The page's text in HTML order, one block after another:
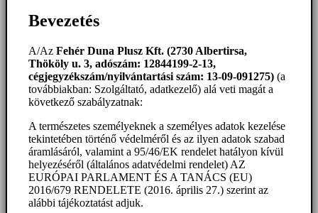
Bevezetés
A/Az Fehér Duna Plusz Kft. (2730 Albertirsa,
Thököly u. 3, adószám: 12844199-2-13,
cégjegyzékszám/nyilvántartási szám: 13-09-091275) (a
továbbiakban: Szolgáltató, adatkezelő) alá veti magát a
következő szabályzatnak:
A természetes személyeknek a személyes adatok kezelése
tekintetében történő védelméről és az ilyen adatok szabad
áramlásáról, valamint a 95/46/EK rendelet hatályon kívül
helyezéséről (általános adatvédelmi rendelet) AZ
EURÓPAI PARLAMENT ÉS A TANÁCS (EU)
2016/679 RENDELETE (2016. április 27.) szerint az
alábbi tájékoztatást adjuk.